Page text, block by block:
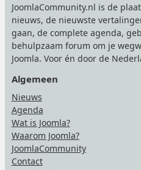
JoomlaCommunity.nl is de
nieuws, de nieuwste
gaan, de complete agenda,
behulpzaam forum om je
Joomla. Voor én door de
Algemeen
Nieuws
Agenda
Wat is Joomla?
Waarom Joomla?
JoomlaCommunity
Contact